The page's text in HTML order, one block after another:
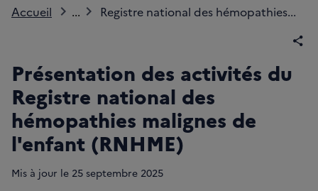
Accueil ... Registre national des hémopathies...
Présentation des activités du
Registre national des
hémopathies malignes de
l'enfant (RNHME)
Mis à jour le 25 septembre 2025